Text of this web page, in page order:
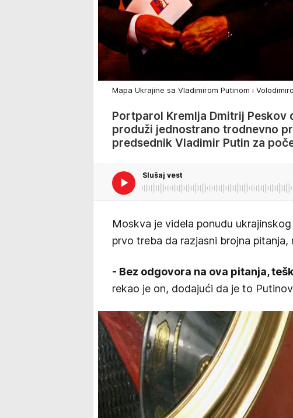
Mapa Ukrajine sa Vladimirom Putinom i
Portparol Kremlja Dmitrij Peskov
produži jednostrano trodnevno
predsednik Vladimir Putin za
Slušaj vest
Moskva je videla ponudu
prvo treba da razjasni brojna pitanja,
- Bez odgovora na ova pitanja,
rekao je on, dodajući da je to